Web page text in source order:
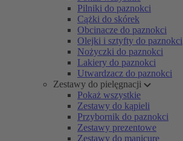
Pilniki do paznokci
Cążki do skórek
Obcinacze do paznokci
Olejki i sztyfty do paznokci
Nożyczki do paznokci
Lakiery do paznokci
Utwardzacz do paznokci
Zestawy do pielęgnacji
Pokaż wszystkie
Zestawy do kąpieli
Przybornik do paznokci
Zestawy prezentowe
Zestawy do manicure